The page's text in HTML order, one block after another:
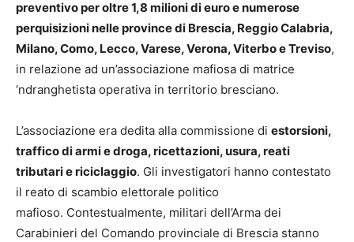
preventivo per oltre 1,8 milioni di euro e numerose
perquisizioni nelle province di Brescia, Reggio Calabria,
Milano, Como, Lecco, Varese, Verona, Viterbo e Treviso,
in relazione ad un’associazione mafiosa di matrice
‘ndranghetista operativa in territorio bresciano.
L’associazione era dedita alla commissione di estorsioni,
traffico di armi e droga, ricettazioni, usura, reati
tributari e riciclaggio. Gli investigatori hanno contestato
il reato di scambio elettorale politico
mafioso. Contestualmente, militari dell’Arma dei
Carabinieri del Comando provinciale di Brescia stanno